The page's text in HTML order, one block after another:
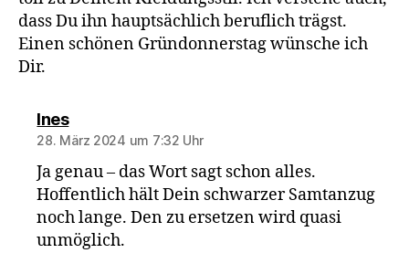
dass Du ihn hauptsächlich beruflich trägst.
Einen schönen Gründonnerstag wünsche ich
Dir.
Inessagt:
28. März 2024 um 7:32 Uhr
Ja genau – das Wort sagt schon alles.
Hoffentlich hält Dein schwarzer Samtanzug
noch lange. Den zu ersetzen wird quasi
unmöglich.